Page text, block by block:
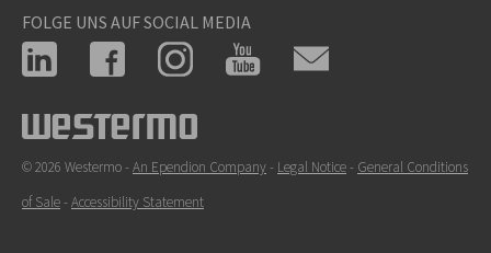
FOLGE UNS AUF SOCIAL MEDIA
© 2026 Westermo - An Ependion Company- Legal Notice- General Conditions
of Sale- Accessibility Statement